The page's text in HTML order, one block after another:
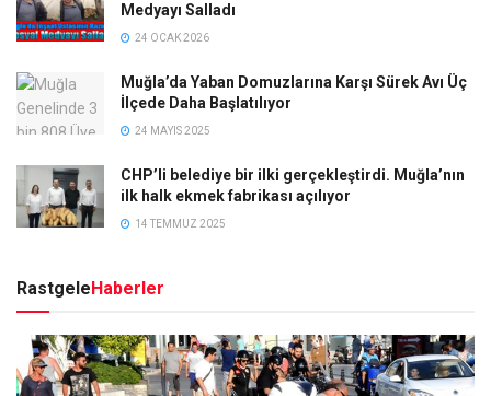
Medyayı Salladı
24 OCAK 2026
Muğla’da Yaban Domuzlarına Karşı Sürek Avı Üç
İlçede Daha Başlatılıyor
24 MAYIS 2025
CHP’li belediye bir ilki gerçekleştirdi. Muğla’nın
ilk halk ekmek fabrikası açılıyor
14 TEMMUZ 2025
Rastgele Haberler